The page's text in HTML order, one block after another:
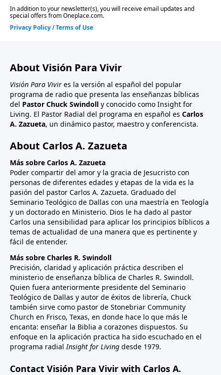
About Visión Para Vivir
Visión Para Vivir es la versión al español del popular
programa de radio que presenta las enseñanzas bíblicas
del Pastor Chuck Swindoll y conocido como Insight for
Living. El Pastor Radial del programa en español es Carlos
A. Zazueta, un dinámico pastor, maestro y conferencista.
About Carlos A. Zazueta
Más sobre Carlos A. Zazueta
Poder compartir del amor y la gracia de Jesucristo con
personas de diferentes edades y etapas de la vida es la
pasión del pastor Carlos A. Zazueta. Graduado del
Seminario Teológico de Dallas con una maestría en Teología
y un doctorado en Ministerio. Dios le ha dado al pastor
Carlos una sensibilidad para aplicar los principios bíblicos a
temas de actualidad de una manera que es pertinente y
fácil de entender.
Más sobre Charles R. Swindoll
Precisión, claridad y aplicación práctica describen el
ministerio de enseñanza bíblica de Charles R. Swindoll.
Quien fuera anteriormente presidente del Seminario
Teológico de Dallas y autor de éxitos de librería, Chuck
también sirve como pastor de Stonebriar Community
Church en Frisco, Texas, en donde hace lo que más le
encanta: enseñar la Biblia a corazones dispuestos. Su
enfoque en la aplicación practica ha sido escuchado en el
programa radialInsight for Living desde 1979.
Contact Visión Para Vivir with Carlos A.